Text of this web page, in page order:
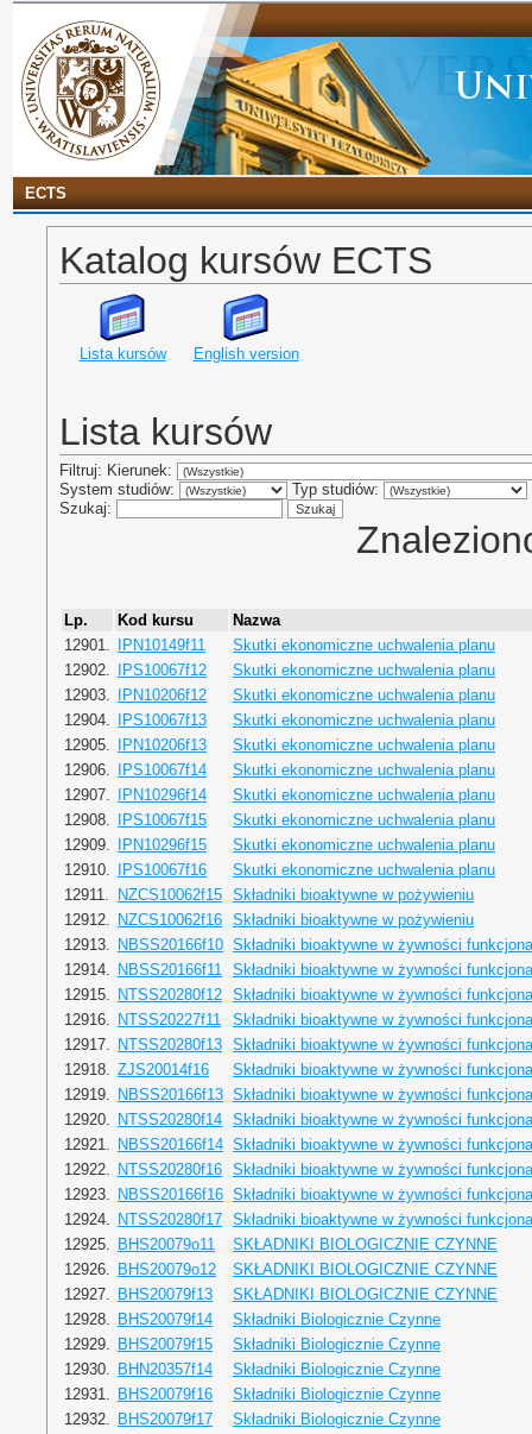
ECTS
Katalog kursów ECTS
Lista kursów English version
Lista kursów
Filtruj: Kierunek:
System studiów:
Typ studiów:
Szukaj:
Lp. Kod kursu
Nazwa
12901.
IPN10149f11
Skutki ekonomiczne uchwalenia planu
12902.
IPS10067f12
Skutki ekonomiczne uchwalenia planu
12903.
IPN10206f12
Skutki ekonomiczne uchwalenia planu
12904.
IPS10067f13
Skutki ekonomiczne uchwalenia planu
12905.
IPN10206f13
Skutki ekonomiczne uchwalenia planu
12906.
IPS10067f14
Skutki ekonomiczne uchwalenia planu
12907.
IPN10296f14
Skutki ekonomiczne uchwalenia planu
12908.
IPS10067f15
Skutki ekonomiczne uchwalenia planu
12909.
IPN10296f15
Skutki ekonomiczne uchwalenia planu
12910.
IPS10067f16
Skutki ekonomiczne uchwalenia planu
12911.
NZCS10062f15 Składniki bioaktywne w pożywieniu
12912. NZCS10062f16 Składniki bioaktywne w pożywieniu
12913. NBSS20166f10 Składniki bioaktywne w żywności
12914. NBSS20166f11 Składniki bioaktywne w żywności
12915. NTSS20280f12 Składniki bioaktywne w żywności
12916. NTSS20227f11
Składniki bioaktywne w żywności
12917. NTSS20280f13 Składniki bioaktywne w żywności
12918. ZJS20014f16
Składniki bioaktywne w żywności
12919. NBSS20166f13 Składniki bioaktywne w żywności
12920. NTSS20280f14 Składniki bioaktywne w żywności
12921. NBSS20166f14 Składniki bioaktywne w żywności
12922. NTSS20280f16 Składniki bioaktywne w żywności
12923. NBSS20166f16 Składniki bioaktywne w żywności
12924. NTSS20280f17 Składniki bioaktywne w żywności
12925. BHS20079o11
SKŁADNIKI BIOLOGICZNIE CZYNNE
12926. BHS20079o12
SKŁADNIKI BIOLOGICZNIE CZYNNE
12927. BHS20079f13
SKŁADNIKI BIOLOGICZNIE CZYNNE
12928. BHS20079f14
Składniki Biologicznie Czynne
12929. BHS20079f15
Składniki Biologicznie Czynne
12930. BHN20357f14
Składniki Biologicznie Czynne
12931. BHS20079f16
Składniki Biologicznie Czynne
12932. BHS20079f17
Składniki Biologicznie Czynne